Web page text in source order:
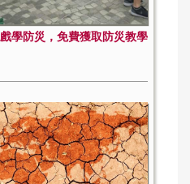
學防災，免費獲取防災教學